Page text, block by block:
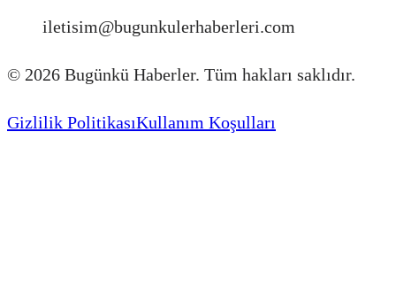
iletisim@bugunkulerhaberleri.com
© 2026 Bugünkü Haberler. Tüm hakları saklıdır.
Gizlilik PolitikasıKullanım Koşulları